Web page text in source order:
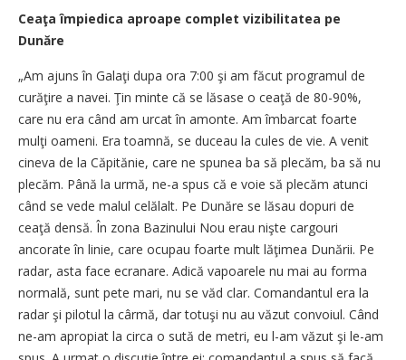
Ceaţa împiedica aproape complet vizibilitatea pe
Dunăre
„Am ajuns în Galaţi dupa ora 7:00 şi am făcut programul de
curăţire a navei. Ţin minte că se lăsase o ceaţă de 80-90%,
care nu era când am urcat în amonte. Am îmbarcat foarte
mulţi oameni. Era toamnă, se duceau la cules de vie. A venit
cineva de la Căpitănie, care ne spunea ba să plecăm, ba să nu
plecăm. Până la urmă, ne-a spus că e voie să plecăm atunci
când se vede malul celălalt. Pe Dunăre se lăsau dopuri de
ceaţă densă. În zona Bazinului Nou erau nişte cargouri
ancorate în linie, care ocupau foarte mult lăţimea Dunării. Pe
radar, asta face ecranare. Adică vapoarele nu mai au forma
normală, sunt pete mari, nu se văd clar. Comandantul era la
radar şi pilotul la cârmă, dar totuşi nu au văzut convoiul. Când
ne-am apropiat la circa o sută de metri, eu l-am văzut şi le-am